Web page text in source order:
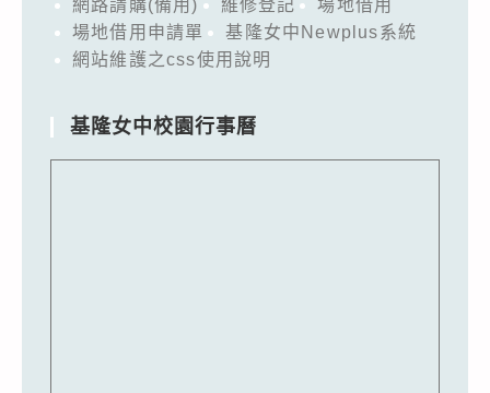
網路請購(備用)
維修登記
場地借用
場地借用申請單
基隆女中Newplus系統
網站維護之css使用說明
基隆女中校園行事曆